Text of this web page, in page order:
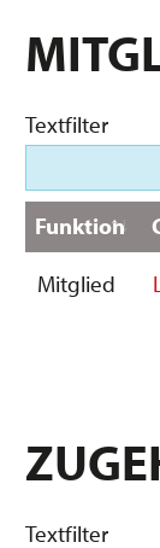
Textfilter
Funktion
Mitglied
Textfilter